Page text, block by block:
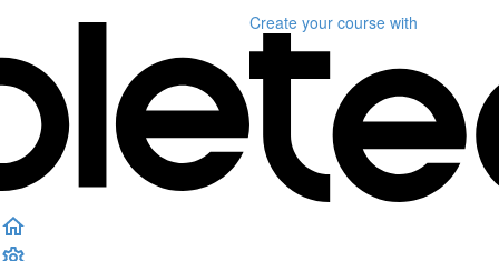
Create your course with